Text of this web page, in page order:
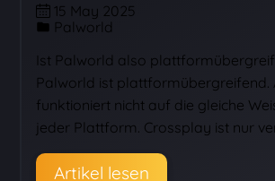
15 May 2025
Palworld
Ist Palworld also
Palworld ist plattformübergreifend.
funktioniert nicht auf die gleiche
jeder Plattform. Crossplay ist nur
Artikel lesen